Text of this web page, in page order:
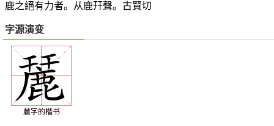
鹿之絕有力者。从鹿幵聲。古賢切
字源演变
麉字的楷书